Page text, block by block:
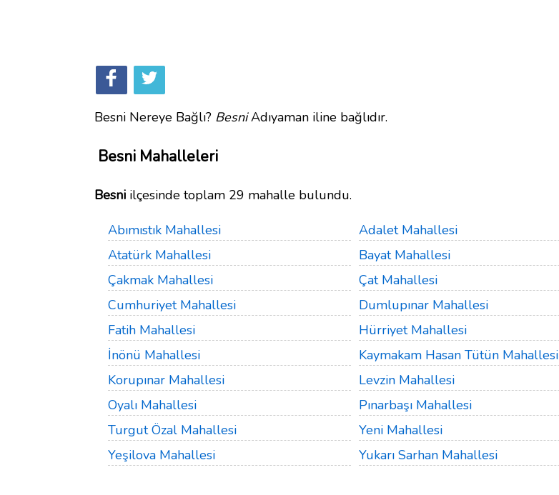
Besni Nereye Bağlı? BesniAdıyaman iline bağlıdır.
Besni Mahalleleri
Besni ilçesinde toplam 29 mahalle bulundu.
Abımıstık Mahallesi Adalet Mahallesi
Atatürk Mahallesi
Bayat Mahallesi
Çakmak Mahallesi
Çat Mahallesi
Cumhuriyet Mahallesi
Dumlupınar Mahallesi
Fatih Mahallesi
Hürriyet Mahallesi
İnönü Mahallesi
Kaymakam Hasan Tütün Mahallesi
Korupınar Mahallesi
Levzin Mahallesi
Oyalı Mahallesi
Pınarbaşı Mahallesi
Turgut Özal Mahallesi
Yeni Mahallesi
Yeşilova Mahallesi
Yukarı Sarhan Mahallesi